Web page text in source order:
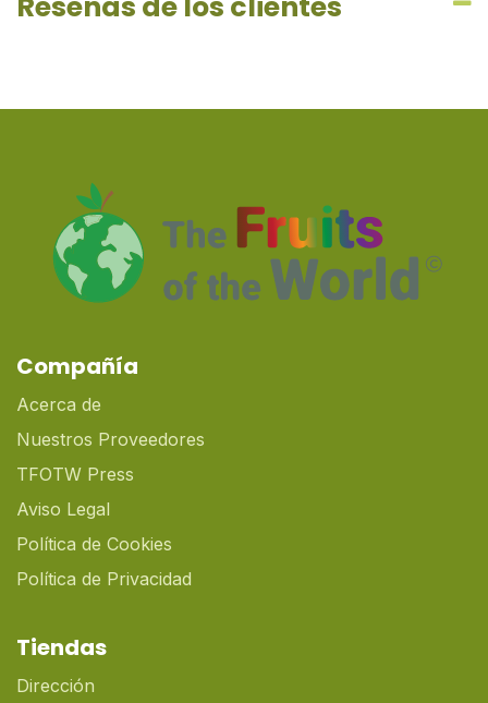
Compañía
Acerca de
Nuestros Proveedores
TFOTW Press
Aviso Legal
Política de Cookies
Política de Privacidad
Tiendas
Dirección